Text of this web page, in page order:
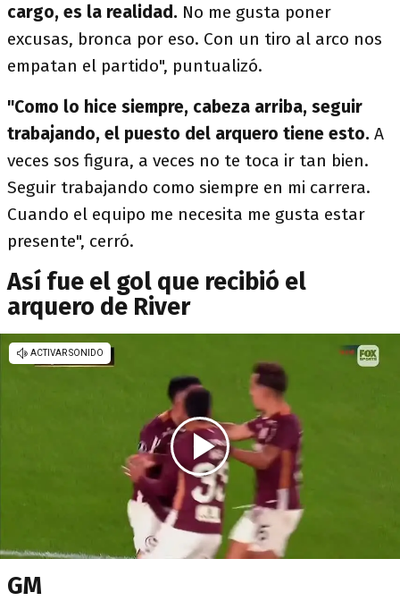
cargo, es la realidad. No me gusta poner
excusas, bronca por eso. Con un tiro al arco nos
empatan el partido", puntualizó.
"Como lo hice siempre, cabeza arriba, seguir
trabajando, el puesto del arquero tiene esto. A
veces sos figura, a veces no te toca ir tan bien.
Seguir trabajando como siempre en mi carrera.
Cuando el equipo me necesita me gusta estar
presente", cerró.
Así fue el gol que recibió el
arquero de River
GM